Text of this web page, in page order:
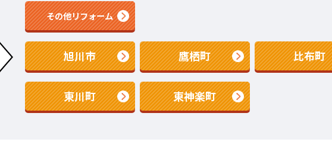
その他リフォーム
旭川市 鷹栖町 比布町
東川町 東神楽町